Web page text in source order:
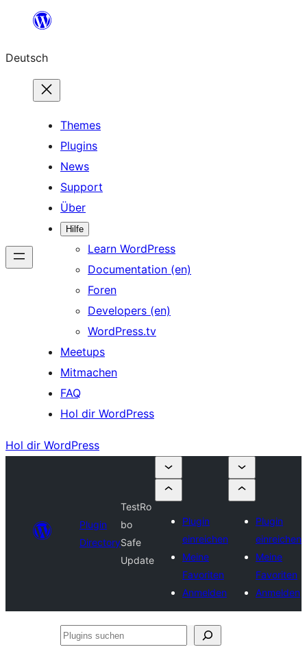
springen
Deutsch
Themes
Plugins
News
Support
Über
Hilfe
Learn WordPress
Documentation (en)
Foren
Developers (en)
WordPress.tv
Meetups
Mitmachen
FAQ
Hol dir WordPress
Hol dir WordPress
Plugin
Directory
TestRo
bo
Safe
Update
Plugin
einreichen
Meine
Favoriten
Anmelden
Plugin
einreichen
Meine
Favoriten
Anmelden
Plugins